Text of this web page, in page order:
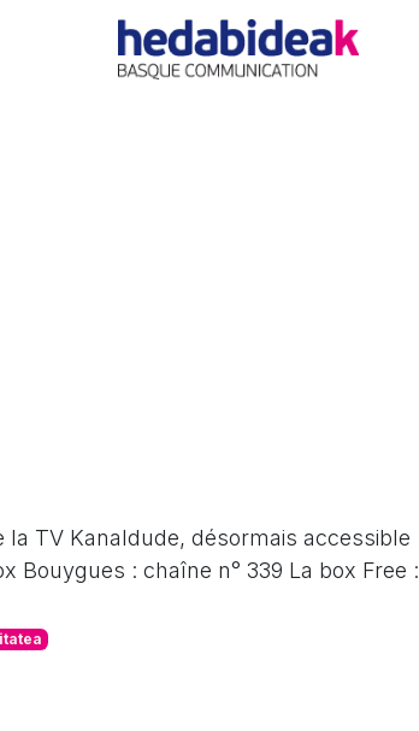
TV Kanaldude, désormais accessible
Bouygues : chaîne n° 339 La box Free :